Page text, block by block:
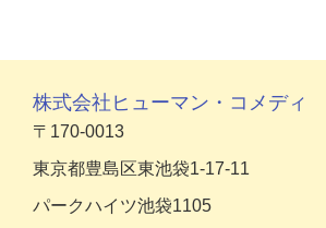
株式会社ヒューマン・コメディ
〒170-0013
東京都豊島区東池袋1-17-11
パークハイツ池袋1105